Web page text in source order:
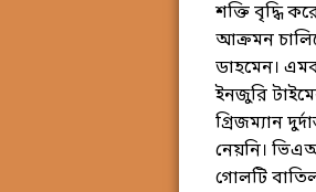
শক্তি বৃদ্ধি
আক্রমন
ডাহমেন।
ইনজুরি
গ্রিজম্যান
নেয়নি।
গোলটি